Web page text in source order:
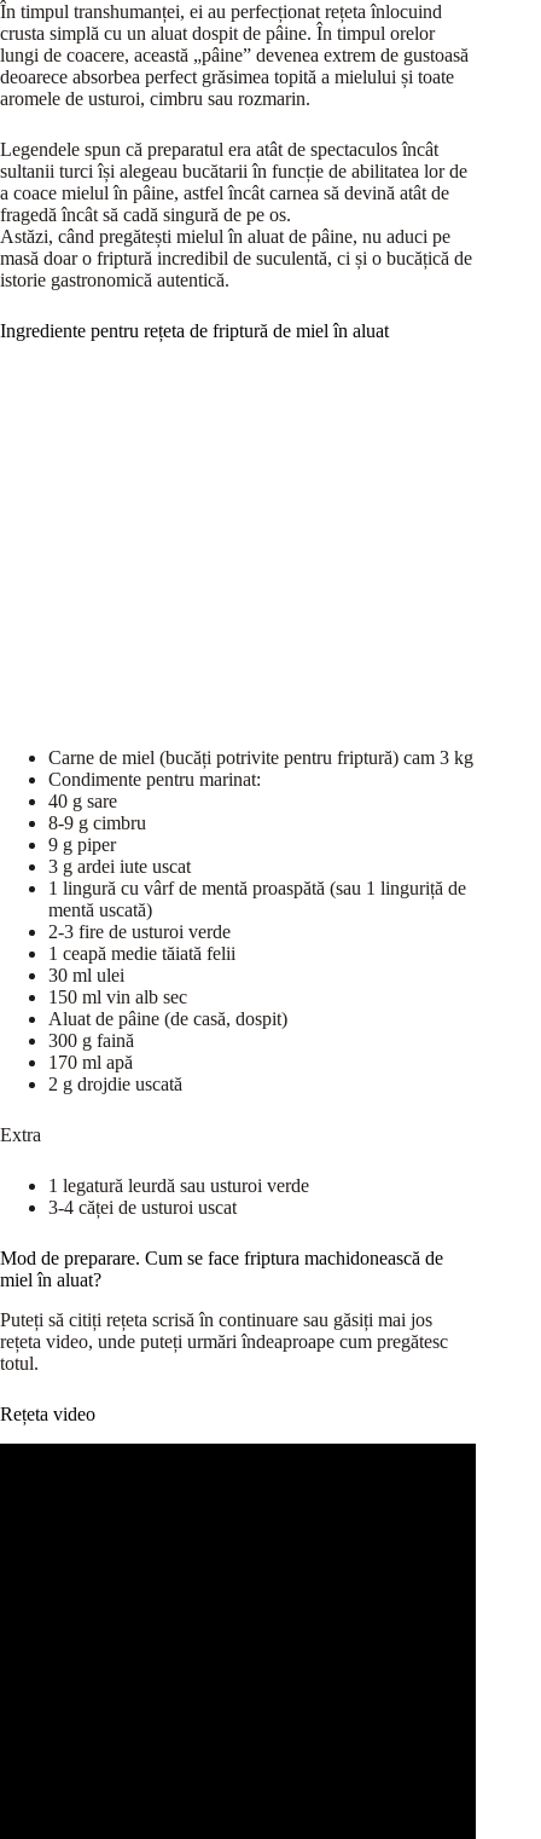
În timpul transhumanței, ei au perfecționat rețeta înlocuind
crusta simplă cu un aluat dospit de pâine. În timpul orelor
lungi de coacere, această „pâine” devenea extrem de gustoasă
deoarece absorbea perfect grăsimea topită a mielului și toate
aromele de usturoi, cimbru sau rozmarin.
Legendele spun că preparatul era atât de spectaculos încât
sultanii turci își alegeau bucătarii în funcție de abilitatea lor de
a coace mielul în pâine, astfel încât carnea să devină atât de
fragedă încât să cadă singură de pe os.
Astăzi, când pregătești mielul în aluat de pâine, nu aduci pe
masă doar o friptură incredibil de suculentă, ci și o bucățică de
istorie gastronomică autentică.
Ingrediente pentru rețeta de friptură de miel în aluat
Carne de miel (bucăți potrivite pentru friptură) cam 3 kg
Condimente pentru marinat:
40 g sare
8-9 g cimbru
9 g piper
3 g ardei iute uscat
1 lingură cu vârf de mentă proaspătă (sau 1 linguriță de
mentă uscată)
2-3 fire de usturoi verde
1 ceapă medie tăiată felii
30 ml ulei
150 ml vin alb sec
Aluat de pâine (de casă, dospit)
300 g faină
170 ml apă
2 g drojdie uscată
Extra
1 legatură leurdă sau usturoi verde
3-4 căței de usturoi uscat
Mod de preparare. Cum se face friptura machidonească de
miel în aluat?
Puteți să citiți rețeta scrisă în continuare sau găsiți mai jos
rețeta video, unde puteți urmări îndeaproape cum pregătesc
totul.
Rețeta video